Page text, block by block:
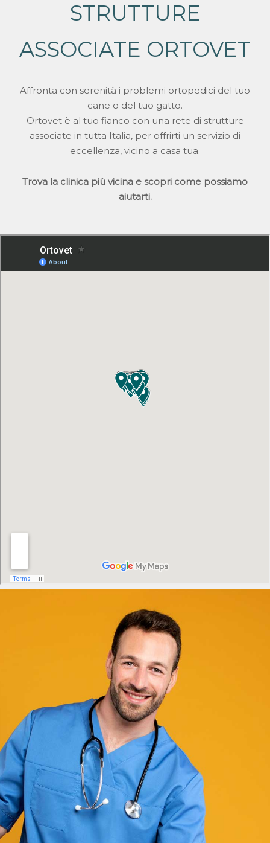
STRUTTURE
ASSOCIATE ORTOVET
Affronta con serenità i problemi ortopedici del tuo
cane o del tuo gatto.
Ortovet è al tuo fianco con una rete di strutture
associate in tutta Italia, per offrirti un servizio di
eccellenza, vicino a casa tua.
Trova la clinica più vicina e scopri come possiamo
aiutarti.